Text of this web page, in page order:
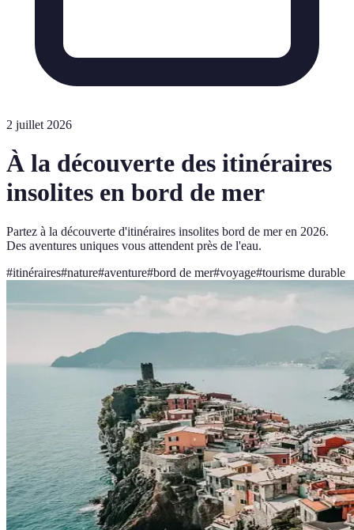
2 juillet 2026
À la découverte des itinéraires
insolites en bord de mer
Partez à la découverte d'itinéraires insolites bord de mer en 2026.
Des aventures uniques vous attendent près de l'eau.
#itinéraires#nature#aventure#bord de mer#voyage#tourisme durable